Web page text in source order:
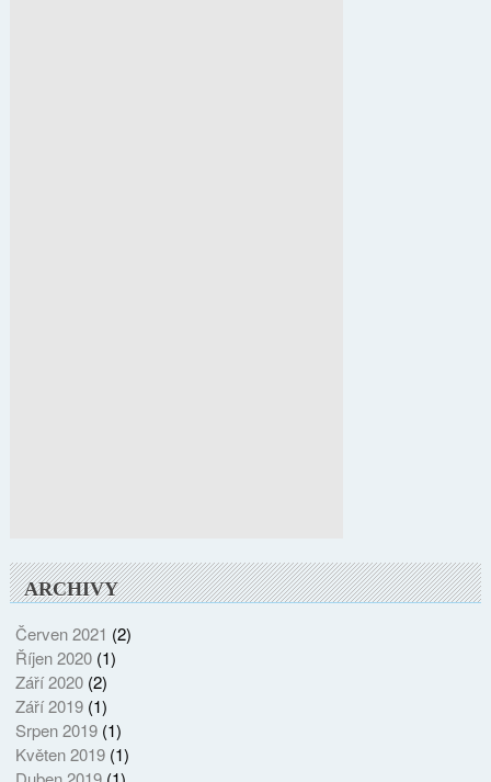
ARCHIVY
Červen 2021 (2)
Říjen 2020(1)
Září 2020(2)
Září 2019(1)
Srpen 2019(1)
Květen 2019(1)